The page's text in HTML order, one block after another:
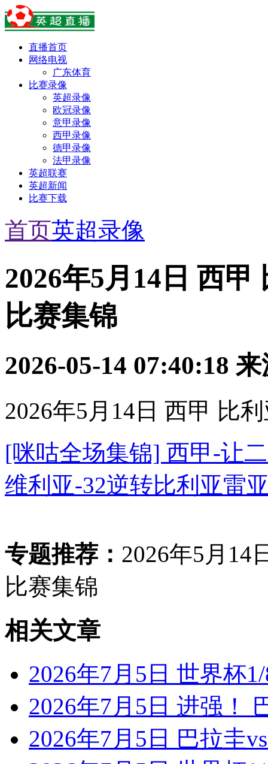
直播首页
网络电视
广东体育
比赛录像
英超录像
欧冠录像
意甲录像
西甲录像
德甲录像
法甲录像
英超联赛
英超新闻
比赛下载
首页英超录像
2026年5月14日 西
比赛集锦
2026-05-14 07:40:18 来
2026年5月14日 西甲 比
[咪咕全场集锦] 西甲-让
维利亚-32逆转比利亚雷
专题推荐： 2026年5月14
比赛集锦
相关文章
2026年7月5日 世界杯
2026年7月5日 进强！
2026年7月5日 巴拉圭